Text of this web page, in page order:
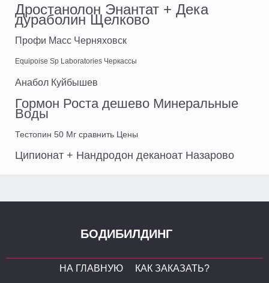
Дростанолон Энантат + Дека
дураболин Щелково
Профи Масс Черняховск
Equipoise Sp Laboratories Черкассы
Анабол Куйбышев
Гормон Роста дешево Минеральные
Воды
Тестопин 50 Мг сравнить Цены
Ципионат + Нандродон деканоат Назарово
БОДИБИЛДИНГ
НА ГЛАВНУЮ КАК ЗАКАЗАТЬ?